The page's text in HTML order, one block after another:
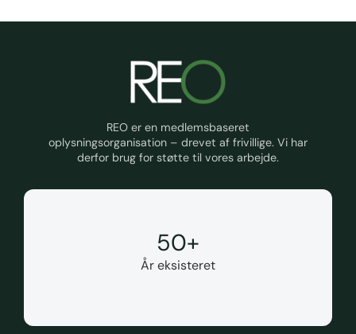
REO er en medlemsbaseret
oplysningsorganisation – drevet af frivillige. Vi har
derfor brug for støtte til vores arbejde.
50+
År eksisteret